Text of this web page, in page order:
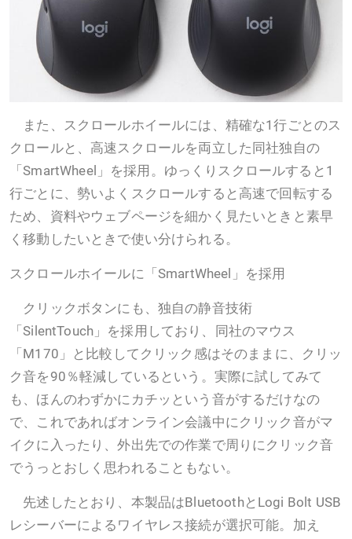
また、スクロールホイールには、精確な1行ごとのス
クロールと、高速スクロールを両立した同社独自の
「SmartWheel」を採用。ゆっくりスクロールすると1
行ごとに、勢いよくスクロールすると高速で回転する
ため、資料やウェブページを細かく見たいときと素早
く移動したいときで使い分けられる。
スクロールホイールに「SmartWheel」を採用
クリックボタンにも、独自の静音技術
「SilentTouch」を採用しており、同社のマウス
「M170」と比較してクリック感はそのままに、クリッ
ク音を90％軽減しているという。実際に試してみて
も、ほんのわずかにカチッという音がするだけなの
で、これであればオンライン会議中にクリック音がマ
イクに入ったり、外出先での作業で周りにクリック音
でうっとおしく思われることもない。
先述したとおり、本製品はBluetoothとLogi Bolt USB
レシーバーによるワイヤレス接続が選択可能。加え